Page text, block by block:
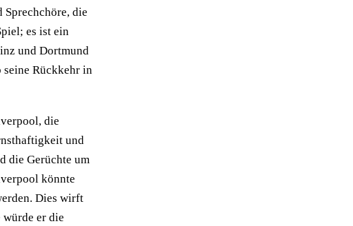
die
es ist ein
und Dortmund
seine Rückkehr in
die
und
die Gerüchte um
könnte
Dies wirft
er die